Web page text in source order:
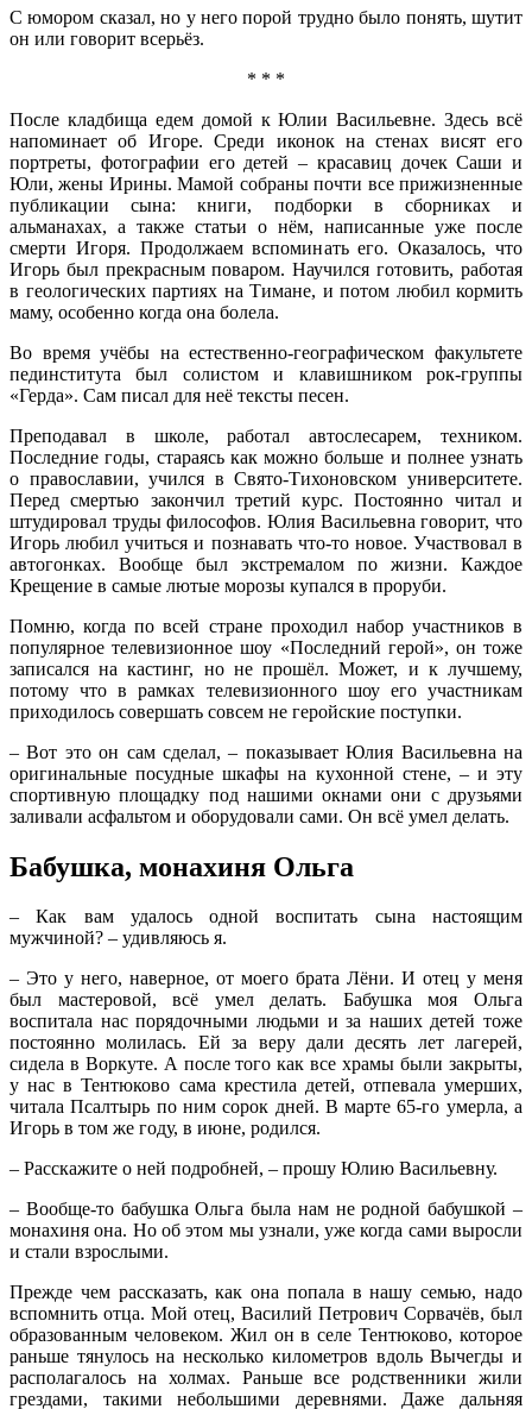
С юмором сказал, но у него порой трудно было понять, шутит
он или говорит всерьёз.
* * *
После кладбища едем домой к Юлии Васильевне. Здесь всё
напоминает об Игоре. Среди иконок на стенах висят его
портреты, фотографии его детей – красавиц дочек Саши и
Юли, жены Ирины. Мамой собраны почти все прижизненные
публикации сына: книги, подборки в сборниках и
альманахах, а также статьи о нём, написанные уже после
смерти Игоря. Продолжаем вспоминать его. Оказалось, что
Игорь был прекрасным поваром. Научился готовить, работая
в геологических партиях на Тимане, и потом любил кормить
маму, особенно когда она болела.
Во время учёбы на естественно-географическом факультете
пединститута был солистом и клавишником рок-группы
«Герда». Сам писал для неё тексты песен.
Преподавал в школе, работал автослесарем, техником.
Последние годы, стараясь как можно больше и полнее узнать
о православии, учился в Свято-Тихоновском университете.
Перед смертью закончил третий курс. Постоянно читал и
штудировал труды философов. Юлия Васильевна говорит, что
Игорь любил учиться и познавать что-то новое. Участвовал в
автогонках. Вообще был экстремалом по жизни. Каждое
Крещение в самые лютые морозы купался в проруби.
Помню, когда по всей стране проходил набор участников в
популярное телевизионное шоу «Последний герой», он тоже
записался на кастинг, но не прошёл. Может, и к лучшему,
потому что в рамках телевизионного шоу его участникам
приходилось совершать совсем не геройские поступки.
– Вот это он сам сделал, – показывает Юлия Васильевна на
оригинальные посудные шкафы на кухонной стене, – и эту
спортивную площадку под нашими окнами они с друзьями
заливали асфальтом и оборудовали сами. Он всё умел делать.
Бабушка, монахиня Ольга
– Как вам удалось одной воспитать сына настоящим
мужчиной? – удивляюсь я.
– Это у него, наверное, от моего брата Лёни. И отец у меня
был мастеровой, всё умел делать. Бабушка моя Ольга
воспитала нас порядочными людьми и за наших детей тоже
постоянно молилась. Ей за веру дали десять лет лагерей,
сидела в Воркуте. А после того как все храмы были закрыты,
у нас в Тентюково сама крестила детей, отпевала умерших,
читала Псалтырь по ним сорок дней. В марте 65-го умерла, а
Игорь в том же году, в июне, родился.
– Расскажите о ней подробней, – прошу Юлию Васильевну.
– Вообще-то бабушка Ольга была нам не родной бабушкой –
монахиня она. Но об этом мы узнали, уже когда сами выросли
и стали взрослыми.
Прежде чем рассказать, как она попала в нашу семью, надо
вспомнить отца. Мой отец, Василий Петрович Сорвачёв, был
образованным человеком. Жил он в селе Тентюково, которое
раньше тянулось на несколько километров вдоль Вычегды и
располагалось на холмах. Раньше все родственники жили
грездами, такими небольшими деревнями. Даже дальняя